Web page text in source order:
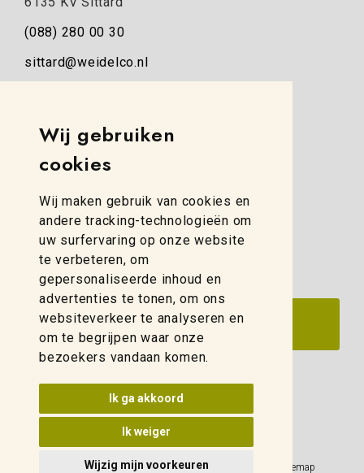
Wij gebruiken
cookies
Wij maken gebruik van cookies en
andere tracking-technologieën om
uw surfervaring op onze website
te verbeteren, om
gepersonaliseerde inhoud en
advertenties te tonen, om ons
websiteverkeer te analyseren en
om te begrijpen waar onze
bezoekers vandaan komen.
Ik ga akkoord
Ik weiger
Wijzig mijn voorkeuren
(088) 280 00 30
sittard@weidelco.nl
Simon Stevinweg 8
8013 NB Zwolle
zwolle@weidelco.nl
Update cookies voorkeuren
Privacy Policy Sitemap